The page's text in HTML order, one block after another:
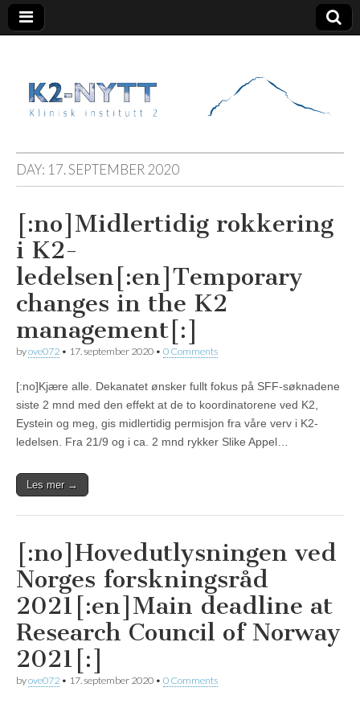
K2 Nytt
DAY: 17. SEPTEMBER 2020
[:no]Midlertidig rokkering
i K2-
ledelsen[:en]Temporary
changes in the K2
management[:]
byove072 • 17. september 2020 • 0 Comments
[:no]Kjære alle. Dekanatet ønsker fullt fokus på SFF-søknadene
siste 2 mnd med den effekt at de to koordinatorene ved K2,
Eystein og meg, gis midlertidig permisjon fra våre verv i K2-
ledelsen. Fra 21/9 og i ca. 2 mnd rykker Slike Appel…
Les mer →
[:no]Hovedutlysningen ved
Norges forskningsråd
2021[:en]Main deadline at
Research Council of Norway
2021[:]
byove072 • 17. september 2020 • 0 Comments